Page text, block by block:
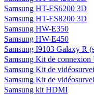
Samsung HT-ES6200 3D
Samsung HT-ES8200 3D
Samsung HW-E350
Samsung HW-E450
Samsung I9103 Galaxy R
Samsung Kit de
Samsung Kit de
Samsung Kit de
Samsung kit HDMI